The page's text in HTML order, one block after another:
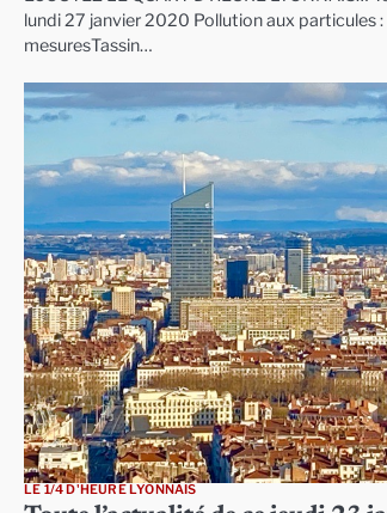
lundi 27 janvier 2020 Pollution aux particules :
mesuresTassin…
LE 1/4 D'HEURE LYONNAIS